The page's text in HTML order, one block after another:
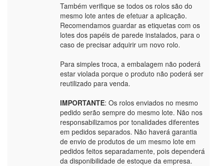
Também verifique se todos os rolos são do
mesmo lote antes de efetuar a aplicação.
Recomendamos guardar as etiquetas com os
lotes dos papéis de parede instalados, para o
caso de precisar adquirir um novo rolo.
Para simples troca, a embalagem não poderá
estar violada porque o produto não poderá ser
reutilizado para venda.
IMPORTANTE: Os rolos enviados no mesmo
pedido serão sempre do mesmo lote. Não nos
responsabilizamos por tonalidades diferentes
em pedidos separados. Não haverá garantia
de envio de produtos de um mesmo lote em
pedidos feitos separadamente, pois dependerá
da disponibilidade de estoque da empresa.